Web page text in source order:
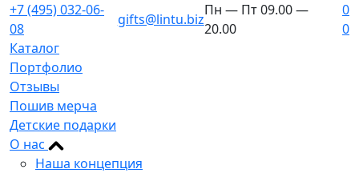
+7 (495) 032-06-
08
gifts@lintu.biz
Пн — Пт 09.00 —
20.00
0
0
Каталог
Портфолио
Отзывы
Пошив мерча
Детские подарки
О нас
Наша концепция